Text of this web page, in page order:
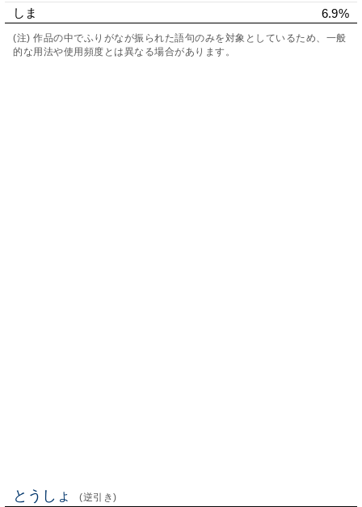
しま
6.9%
(注) 作品の中でふりがなが振られた語句のみを対象としているため、一般
的な用法や使用頻度とは異なる場合があります。
とうしょ (逆引き)